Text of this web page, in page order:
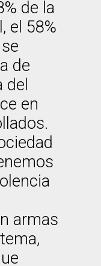
de la
el 58%
de
en
armas